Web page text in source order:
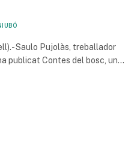
Saulo Pujolàs, treballador
publicat Contes del bosc, un…